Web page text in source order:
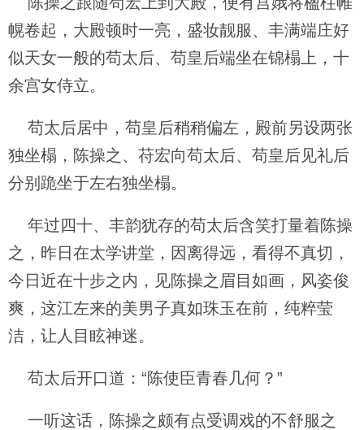
幌卷起，大殿顿时一亮，盛妆靓服、丰满端庄好
似天女一般的苟太后、苟皇后端坐在锦榻上，十
余宫女侍立。
苟太后居中，苟皇后稍稍偏左，殿前另设两张
独坐榻，陈操之、苻宏向苟太后、苟皇后见礼后
分别跪坐于左右独坐榻。
年过四十、丰韵犹存的苟太后含笑打量着陈操
之，昨日在太学讲堂，因离得远，看得不真切，
今日近在十步之内，见陈操之眉目如画，风姿俊
爽，这江左来的美男子真如珠玉在前，纯粹莹
洁，让人目眩神迷。
苟太后开口道：“陈使臣青春几何？”
一听这话，陈操之颇有点受调戏的不舒服之